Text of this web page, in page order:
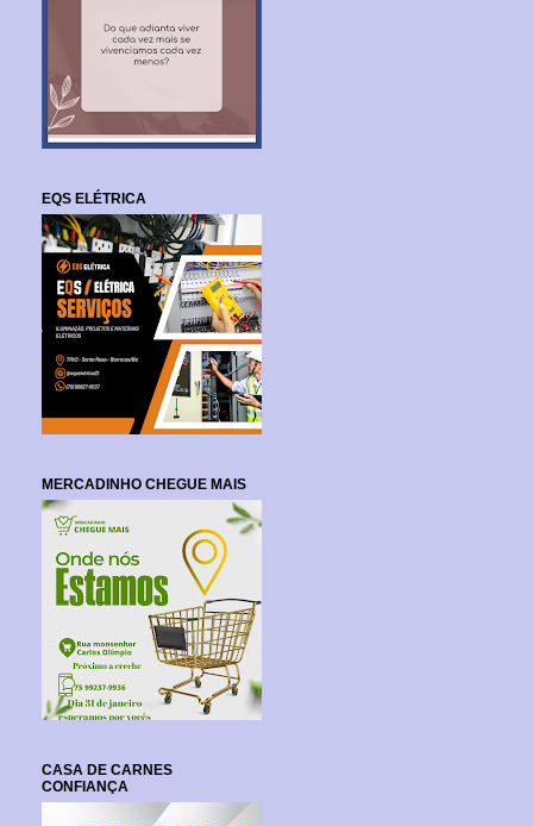
EQS ELÉTRICA
MERCADINHO CHEGUE MAIS
CASA DE CARNES
CONFIANÇA